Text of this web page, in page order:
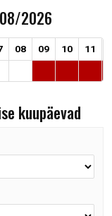
2026
08 09 10 11
kuupäevad